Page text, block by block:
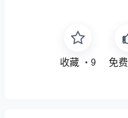
收藏 ・ 9 免费